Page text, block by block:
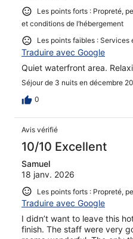
Les points forts : Propreté,
et conditions de l’hébergement
Les points faibles : Services
Traduire avec Google
Quiet waterfront area.
Séjour de 3 nuits en décembre
0
Avis vérifié
10/10 Excellent
Samuel
18 janv. 2026
Les points forts : Propreté,
Traduire avec Google
I didn’t want to leave this
finish. The staff were very